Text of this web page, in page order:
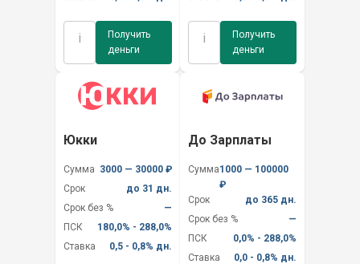
i
Получить
деньги
i
Получить
деньги
Юкки
Сумма 3000 — 30000 ₽
Срок
до 31 дн.
Срок без %
—
ПСК
180,0% - 288,0%
Ставка
0,5 - 0,8% дн.
До Зарплаты
Сумма1000 — 100000
₽
Срок
до 365 дн.
Срок без %
—
ПСК
0,0% - 288,0%
Ставка
0,0 - 0,8% дн.